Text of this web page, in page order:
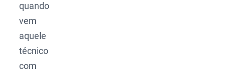
quando
vem
aquele
técnico
com